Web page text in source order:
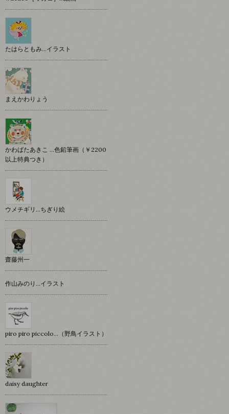
たはらともみ…イラスト
まえかわりょう
かわばたあきこ …色鉛筆画（￥2200
以上特典つき）
ウメチギリ…ちぎり絵
齋藤州一
作山みのり…イラスト
piro piro piccolo…（野鳥イラスト）
daisy daughter